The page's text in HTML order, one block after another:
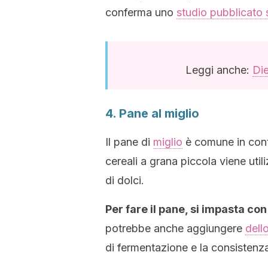
conferma uno studio pubblicato
Leggi anche:
4. Pane al miglio
Il pane di miglio è comune in
cereali a grana piccola viene
di dolci.
Per fare il pane, si impasta
potrebbe anche aggiungere
di fermentazione e la